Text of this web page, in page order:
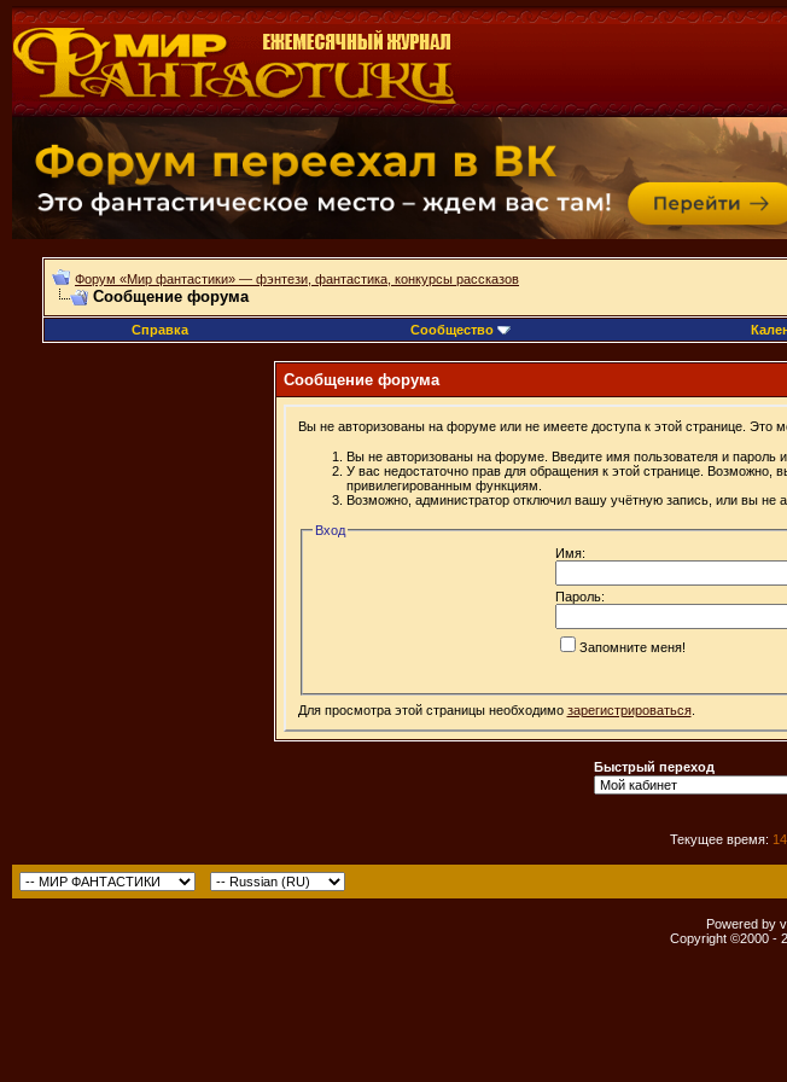
Форум «Мир фантастики» — фэнтези, фантастика, конкурсы рассказов
Сообщение форума
Справка
Сообщество
Сообщение форума
Вы не авторизованы на форуме или не имеете доступа к этой странице. Это
Вы не авторизованы на форуме. Введите имя пользователя и пароль
У вас недостаточно прав для обращения к этой странице. Возможно,
привилегированным функциям.
Возможно, администратор отключил вашу учётную запись, или вы не
Вход
Имя:
Пароль:
Запомните меня!
Для просмотра этой страницы необходимо зарегистрироваться.
Быстрый переход
Текущее время:
Powered by
Copyright ©2000 -